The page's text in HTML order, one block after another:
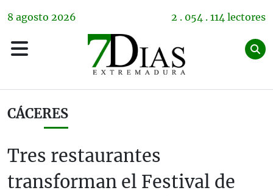
8 agosto 2026 2 . 054 . 114 lectores
CÁCERES
Tres restaurantes
transforman el Festival de